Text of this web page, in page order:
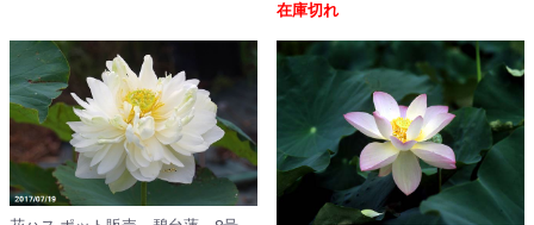
在庫切れ